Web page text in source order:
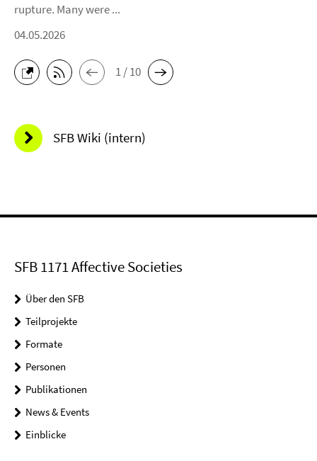
rupture. Many were ...
04.05.2026
1 / 10
SFB Wiki (intern)
SFB 1171 Affective Societies
Über den SFB
Teilprojekte
Formate
Personen
Publikationen
News & Events
Einblicke